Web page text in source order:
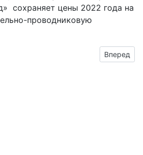
сохраняет цены 2022 года на
проводниковую
СЕРТИФИКАТ ПРОМЫШЛЕННОЙ
Вперед